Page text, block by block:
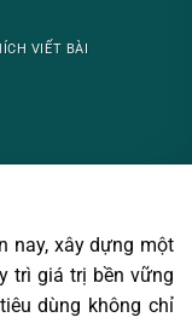
VIẾT BÀI
nay, xây dựng một
trì giá trị bền vững
dùng không chỉ